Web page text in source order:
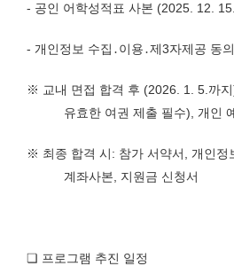
- 공인 어학성적표 사본 (2025. 12. 15.
- 개인정보 수집 ․이용․제3자제공 동
※ 교내 면접 합격 후 (2026. 1. 5.까지
유효한 여권 제출 필수), 개인
※ 최종 합격 시: 참가 서약서, 개인정
계좌사본, 지원금 신청서
❏ 프로그램 추진 일정